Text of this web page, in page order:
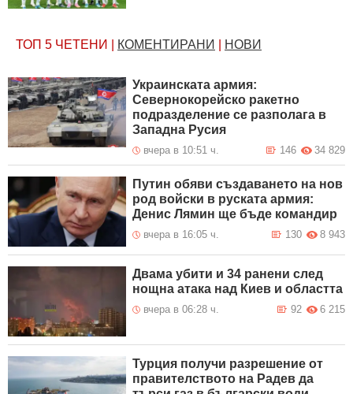
ТОП 5 ЧЕТЕНИ КОМЕНТИРАНИ НОВИ
Украинската армия:
Севернокорейско ракетно
подразделение се разполага в
Западна Русия
вчера в 10:51 ч. 34 829
146
Путин обяви създаването на нов
род войски в руската армия:
Денис Лямин ще бъде командир
вчера в 16:05 ч. 8 943
130
Двама убити и 34 ранени след
нощна атака над Киев и областта
вчера в 06:28 ч. 6 215
92
Турция получи разрешение от
правителството на Радев да